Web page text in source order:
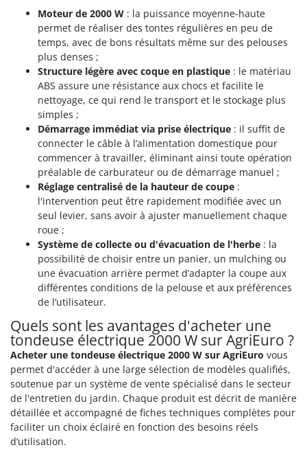
Pramac
Prismafood
R.G.V.
Rato
Reber
Redback
Resto Italia
Ribimex
Ripartrak
Ritter
River Systems
Robomow
Rossofuoco
Rover Pompe
Ryobi
S
S.T.P.
Santos
Sbaraglia
Schnitzer
Moteur de 2000 W : la puissance moyenne-haute
permet de réaliser des tontes régulières en peu de
temps, avec de bons résultats même sur des pelouses
plus denses ;
Structure légère avec coque en plastique : le matériau
ABS assure une résistance aux chocs et facilite le
nettoyage, ce qui rend le transport et le stockage plus
simples ;
Démarrage immédiat via prise électrique : il suffit de
connecter le câble à l’alimentation domestique pour
commencer à travailler, éliminant ainsi toute opération
préalable de carburateur ou de démarrage manuel ;
Réglage centralisé de la hauteur de coupe :
l'intervention peut être rapidement modifiée avec un
seul levier, sans avoir à ajuster manuellement chaque
roue ;
Système de collecte ou d'évacuation de l'herbe : la
possibilité de choisir entre un panier, un mulching ou
une évacuation arrière permet d’adapter la coupe aux
différentes conditions de la pelouse et aux préférences
de l’utilisateur.
Quels sont les avantages d'acheter une
tondeuse électrique 2000 W sur AgriEuro ?
Acheter une tondeuse électrique 2000 W sur AgriEuro vous
permet d'accéder à une large sélection de modèles qualifiés,
soutenue par un système de vente spécialisé dans le secteur
de l'entretien du jardin. Chaque produit est décrit de manière
détaillée et accompagné de fiches techniques complètes pour
faciliter un choix éclairé en fonction des besoins réels
d’utilisation.